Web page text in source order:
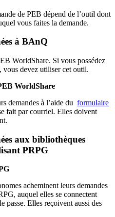
de PEB dépend de l’outil dont
vous faites la demande.
à BAnQ
WorldShare. Si vous possédez
vous devez utiliser cet outil.
WorldShare
demandes à l’aide du formulaire
fait par courriel. Elles doivent
aux bibliothèques
PRPG
acheminent leurs demandes
auquel elles se connectent
passe. Elles reçoivent aussi des